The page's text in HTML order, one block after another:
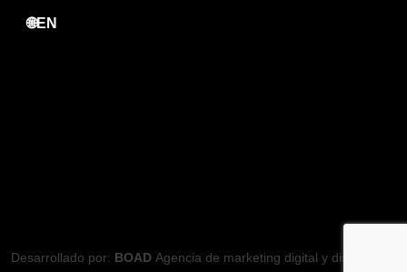
🌐EN
Desarrollado por: BOAD Agencia de marketing digital y diseño web